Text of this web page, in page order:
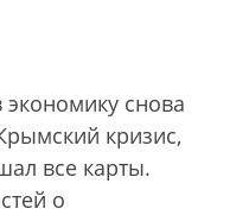
экономику снова
кризис,
все карты.
о